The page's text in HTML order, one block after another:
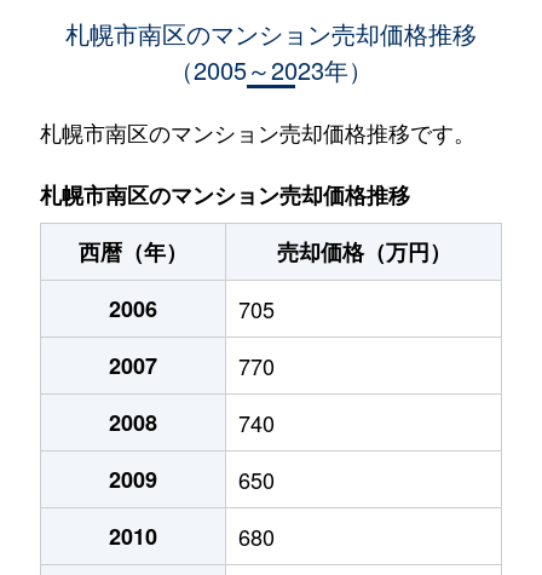
1,700万円 真駒内
川沿６条
1,800万円 真駒内
徒歩45分
川沿９条
230万円 真駒内
川沿９条
660万円 真駒内
川沿１７条
200万円
北ノ沢
1,200万円
北ノ沢
400万円
定山渓温泉西
330万円
定山渓温泉西
540万円
札幌市南区のマンション売却価格推移
（2005～2023年）
札幌市南区のマンション売却価格推移です。
札幌市南区のマンション売却価格推移
西暦（年）
売却価格（万円）
2006
705
2007
770
2008
740
2009
650
2010
680